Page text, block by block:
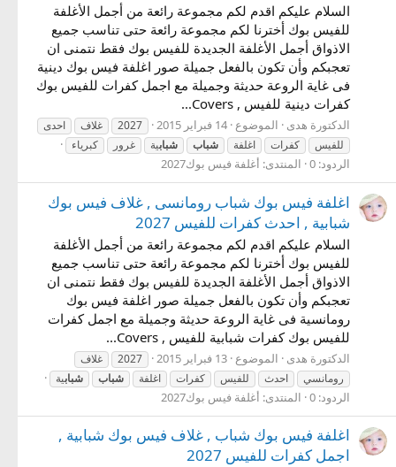
السلام عليكم اقدم لكم مجموعة رائعة من أجمل الأغلفة
للفيس بوك أخترنا لكم مجموعة رائعة حتى تناسب جميع
الاذواق أجمل الأغلفة الجديدة للفيس بوك فقط نتمنى ان
تعجبكم وأن تكون بالفعل جميلة صور اغلفة فيس بوك دينية
فى غاية الروعة حديثة وجميلة مع اجمل كفرات للفيس بوك
كفرات دينية للفيس , Covers...
الدكتورة هدى الموضوع 14 فبراير 2015 2027 غلاف
احدى
للفيس
كفرات اغلفة شباب شبابية غرور كبرياء
الردود: 0 المنتدى: أغلفة فيس بوك2027
اغلفة فيس بوك شباب رومانسى , غلاف فيس بوك
شبابية , احدث كفرات للفيس 2027
السلام عليكم اقدم لكم مجموعة رائعة من أجمل الأغلفة
للفيس بوك أخترنا لكم مجموعة رائعة حتى تناسب جميع
الاذواق أجمل الأغلفة الجديدة للفيس بوك فقط نتمنى ان
تعجبكم وأن تكون بالفعل جميلة صور اغلفة فيس بوك
رومانسية فى غاية الروعة حديثة وجميلة مع اجمل كفرات
للفيس بوك كفرات شبابية للفيس , Covers...
الدكتورة هدى الموضوع 13 فبراير 2015 2027
غلاف
رومانسي
احدث للفيس كفرات اغلفة شباب شبابية
الردود: 0 المنتدى: أغلفة فيس بوك2027
اغلفة فيس بوك شباب , غلاف فيس بوك شبابية ,
اجمل كفرات للفيس 2027